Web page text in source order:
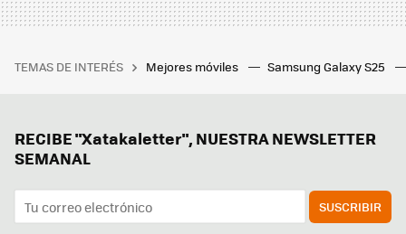
TEMAS DE INTERÉS Mejores móviles Samsung Galaxy S25
RECIBE "Xatakaletter", NUESTRA NEWSLETTER
SEMANAL
SUSCRIBIR